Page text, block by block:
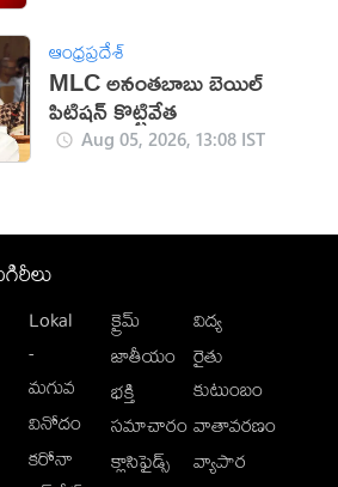
ఆంధ్రప్రదేశ్
MLC అనంతబాబు బెయిల్
పిటిషన్ కొట్టివేత
Aug 05, 2026, 13:08 IST
Lokal
-
మగువ
వినోదం
కరోనా
క్రైమ్
జాతీయం
భక్తి
సమాచారం
క్లాసిఫైడ్స్
విద్య
రైతు
కుటుంబం
వాతావరణం
వ్యాపార